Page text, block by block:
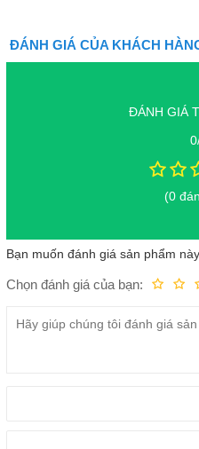
ĐÁNH GIÁ CỦA KHÁCH
ĐÁNH GIÁ
(0
Bạn muốn đánh giá sản phẩm
Chọn đánh giá của bạn: Kém